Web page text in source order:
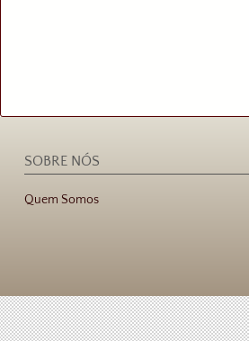
SOBRE NÓS
Quem Somos